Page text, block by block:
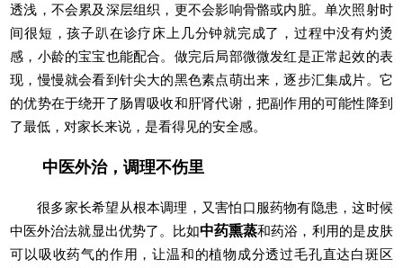
透浅，不会累及深层组织，更不会影响骨骼或内脏。单次照射时
间很短，孩子趴在诊疗床上几分钟就完成了，过程中没有灼烫
感，小龄的宝宝也能配合。做完后局部微微发红是正常起效的表
现，慢慢就会看到针尖大的黑色素点萌出来，逐步汇集成片。它
的优势在于绕开了肠胃吸收和肝肾代谢，把副作用的可能性降到
了最低，对家长来说，是看得见的安全感。
中医外治，调理不伤里
很多家长希望从根本调理，又害怕口服药物有隐患，这时候
中医外治法就显出优势了。比如中药熏蒸和药浴，利用的是皮肤
可以吸收药气的作用，让温和的植物成分透过毛孔直达白斑区